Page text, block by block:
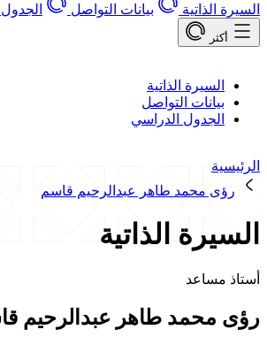
بيانات التواصل الجدول الدراسي
الذاتية
التواصل
الدراسي
محمد طاهر عبدالرحيم قاسم
الذاتية
طاهر عبدالرحيم قاسم